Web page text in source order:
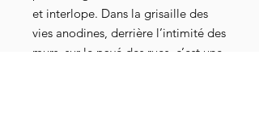
et interlope. Dans la grisaille des
vies anodines, derrière l’intimité des
murs, sur le pavé des rues, c’est une